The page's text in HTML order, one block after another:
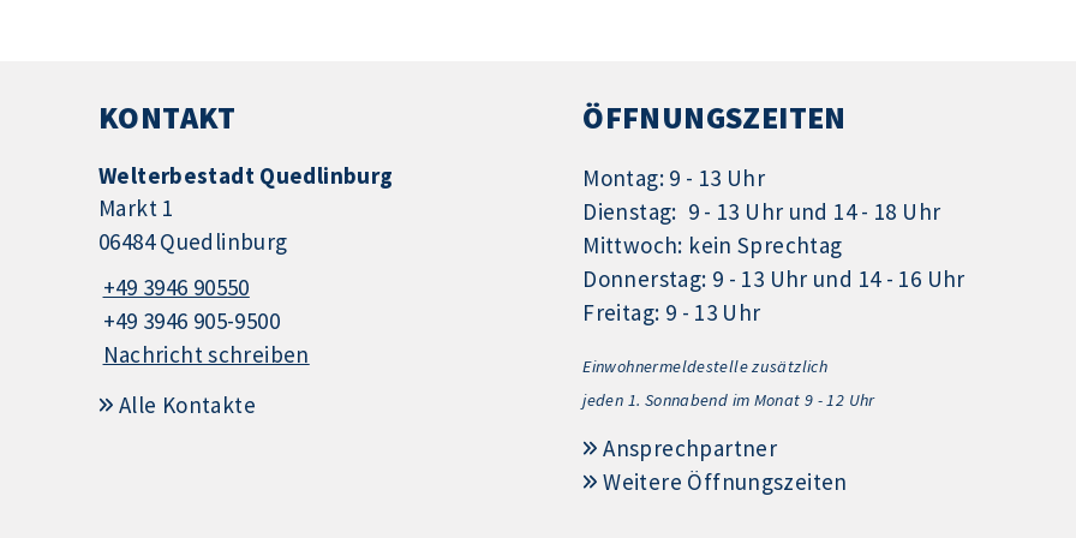
KONTAKT
Welterbestadt Quedlinburg
Markt 1
06484 Quedlinburg
+49 3946 90550
+49 3946 905-9500
Nachricht schreiben
Alle Kontakte
ÖFFNUNGSZEITEN
Montag: 9 - 13 Uhr
Dienstag: 9 - 13 Uhr und 14 - 18 Uhr
Mittwoch: kein Sprechtag
Donnerstag: 9 - 13 Uhr und 14 - 16 Uhr
Freitag: 9 - 13 Uhr
Einwohnermeldestelle zusätzlich
jeden 1. Sonnabend im Monat 9 - 12 Uhr
Ansprechpartner
Weitere Öffnungszeiten